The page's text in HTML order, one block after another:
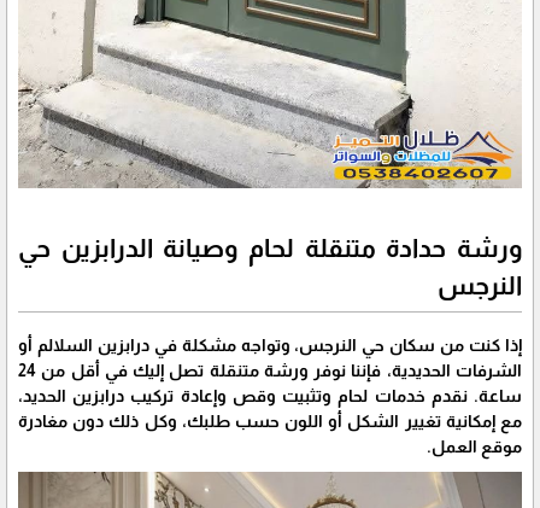
ورشة حدادة متنقلة لحام وصيانة الدرابزين حي
النرجس
إذا كنت من سكان حي النرجس، وتواجه مشكلة في درابزين السلالم أو
الشرفات الحديدية، فإننا نوفر ورشة متنقلة تصل إليك في أقل من 24
ساعة. نقدم خدمات لحام وتثبيت وقص وإعادة تركيب درابزين الحديد،
مع إمكانية تغيير الشكل أو اللون حسب طلبك، وكل ذلك دون مغادرة
موقع العمل.